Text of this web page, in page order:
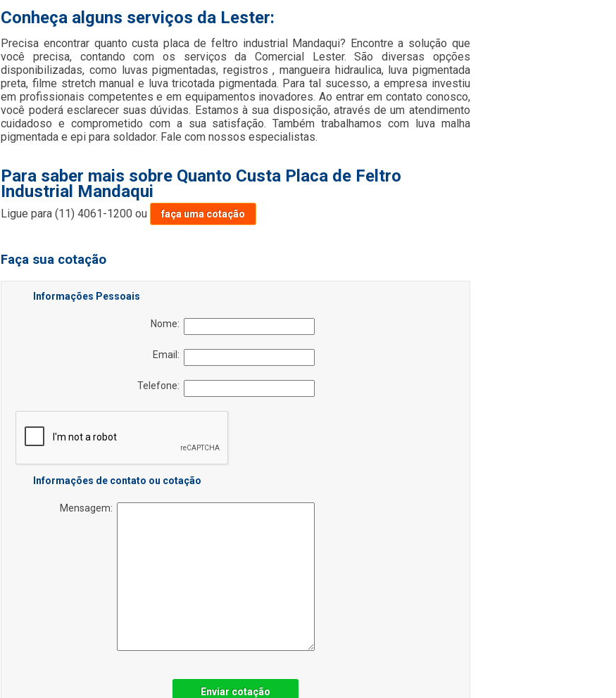
Conheça alguns serviços da Lester:
Precisa encontrar quanto custa placa de feltro industrial Mandaqui? Encontre a solução que
você precisa, contando com os serviços da Comercial Lester. São diversas opções
disponibilizadas, como luvas pigmentadas, registros , mangueira hidraulica, luva pigmentada
preta, filme stretch manual e luva tricotada pigmentada. Para tal sucesso, a empresa investiu
em profissionais competentes e em equipamentos inovadores. Ao entrar em contato conosco,
você poderá esclarecer suas dúvidas. Estamos à sua disposição, através de um atendimento
cuidadoso e comprometido com a sua satisfação. Também trabalhamos com luva malha
pigmentada e epi para soldador. Fale com nossos especialistas.
Para saber mais sobre Quanto Custa Placa de Feltro
Industrial Mandaqui
Ligue para(11) 4061-1200 ou faça uma cotação
Faça sua cotação
Informações Pessoais
Nome:
Email:
Telefone:
Informações de contato ou cotação
Mensagem:
Enviar cotação